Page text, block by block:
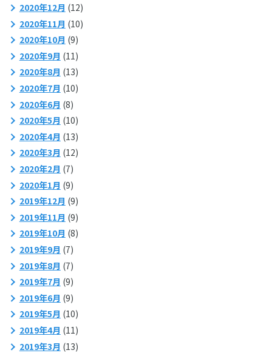
2020年12月 (12)
2020年11月 (10)
2020年10月 (9)
2020年9月 (11)
2020年8月 (13)
2020年7月 (10)
2020年6月 (8)
2020年5月 (10)
2020年4月 (13)
2020年3月 (12)
2020年2月 (7)
2020年1月 (9)
2019年12月 (9)
2019年11月 (9)
2019年10月 (8)
2019年9月 (7)
2019年8月 (7)
2019年7月 (9)
2019年6月 (9)
2019年5月 (10)
2019年4月 (11)
2019年3月 (13)